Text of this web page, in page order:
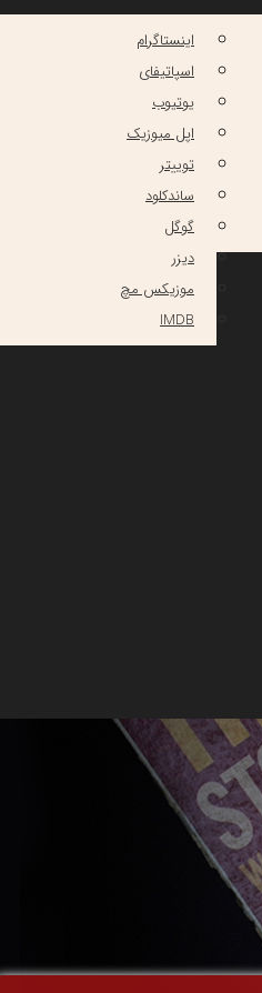
اینستاگرام
اسپاتیفای
یوتیوب
اپل میوزیک
توییتر
ساندکلود
گوگل
دیزر
موزیکس مچ
IMDB